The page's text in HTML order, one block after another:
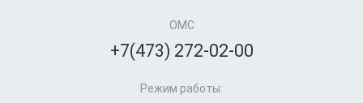
ОМС
+7(473) 272-02-00
Режим работы: